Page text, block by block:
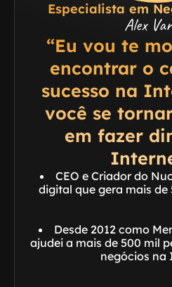
Especialista em
Alex
“Eu vou te
encontrar o
sucesso na
você se
em fazer
CEO e Criador do
digital que gera mais de
Desde 2012 como
ajudei a mais de 500 mil
negócios na